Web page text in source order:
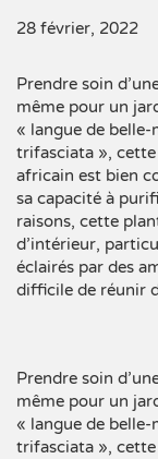
28 février, 2022
Prendre soin
même pour un
« langue de belle-
trifasciata »,
africain est bien
sa capacité à
raisons, cette
d’intérieur,
éclairés par des
difficile de réunir
Prendre soin
même pour un
« langue de belle-
trifasciata »,